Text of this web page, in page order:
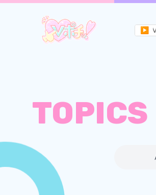
▶
Vポ
TOPICS